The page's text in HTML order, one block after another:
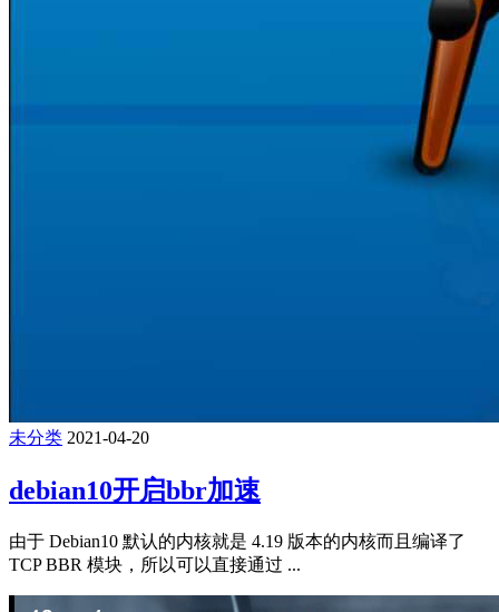
未分类 2021-04-20
debian10开启bbr加速
由于 Debian10 默认的内核就是 4.19 版本的内核而且编译了
TCP BBR 模块，所以可以直接通过 ...